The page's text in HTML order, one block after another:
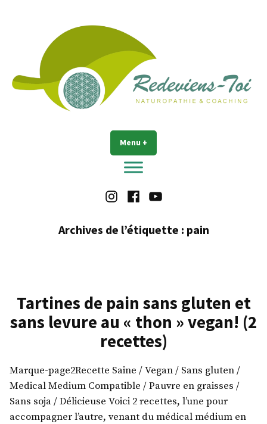
Redeviens-toi Menu +
Instagram
FacebookYoutube
Archives de l’étiquette : pain
Tartines de pain sans gluten et
sans levure au « thon » vegan! (2
recettes)
Marque-page2Recette Saine / Vegan / Sans gluten /
Medical Medium Compatible / Pauvre en graisses /
Sans soja / Délicieuse Voici 2 recettes, l’une pour
accompagner l’autre, venant du médical médium en